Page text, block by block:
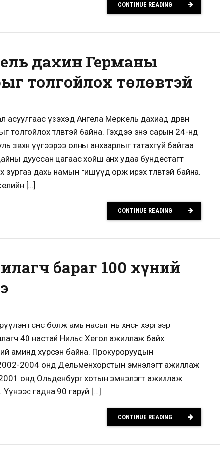
CONTINUE READING
дахин Германы
толгойлох төлөвтэй
үзэхэд Ангела Меркель дахиад дөрвөн
толгойлох төлөвтэй байна. Гэхдээ энэ сарын 24-нд
зөвхөн үүгээрээ олны анхаарлыг татахгүй байгаа
дууссан цагаас хойш анх удаа бундестагт
зургаа дахь намын гишүүд орж ирэх төлөвтэй байна.
[…]
CONTINUE READING
бараг 100 хүний
өгснөөс болж амь насыг нь хөнөөсөн хэргээр
40 настай Нильс Хегол ажиллаж байх
аминд хүрсэн байна. Прокуроруудын
2004 онд Дельменхорстын эмнэлэгт ажиллаж
2001 онд Ольденбург хотын эмнэлэгт ажиллаж
Үүнээс гадна 90 гаруй […]
CONTINUE READING